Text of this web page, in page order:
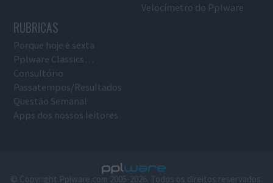
Velocímetro do Pplware
RUBRICAS
Porque hoje é sexta
Pplware Classics…
Consultório
Passatempos/Resultados
Questão Semanal
Apps dos nossos leitores
© Copyright Pplware.com 2005-2026. Todos os direitos reservados.